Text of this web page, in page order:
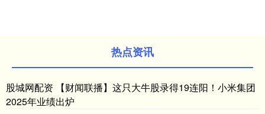
热点资讯
股城网配资 【财闻联播】这只大牛股录得19连阳！小米集团
2025年业绩出炉